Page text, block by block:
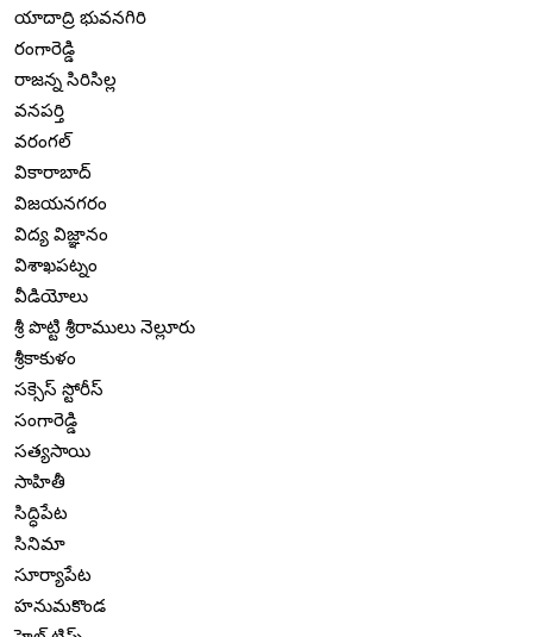
యాదాద్రి భువనగిరి
రంగారెడ్డి
రాజన్న సిరిసిల్ల
వనపర్తి
వరంగల్
వికారాబాద్
విజయనగరం
విద్య విజ్ఞానం
విశాఖపట్నం
వీడియోలు
శ్రీ పొట్టి శ్రీరాములు నెల్లూరు
శ్రీకాకుళం
సక్సెస్ స్టోరీస్
సంగారెడ్డి
సత్యసాయి
సాహితీ
సిద్ధిపేట
సినిమా
సూర్యాపేట
హనుమకొండ